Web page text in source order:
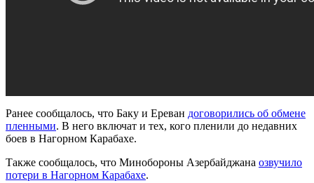
Ранее сообщалось, что Баку и Ереван договорились об обмене
пленными. В него включат и тех, кого пленили до недавних
боев в Нагорном Карабахе.
Также сообщалось, что Минобороны Азербайджана озвучило
потери в Нагорном Карабахе.